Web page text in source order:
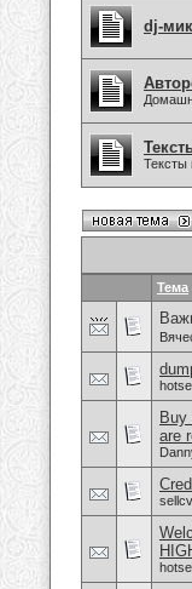
dj-
Тексты
Тема
Buy
are